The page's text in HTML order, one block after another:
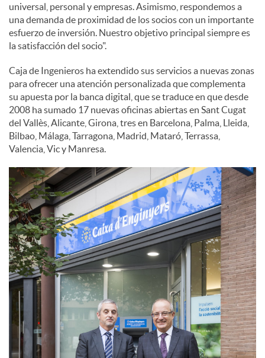
universal, personal y empresas. Asimismo, respondemos a
una demanda de proximidad de los socios con un importante
esfuerzo de inversión. Nuestro objetivo principal siempre es
la satisfacción del socio".
Caja de Ingenieros ha extendido sus servicios a nuevas zonas
para ofrecer una atención personalizada que complementa
su apuesta por la banca digital, que se traduce en que desde
2008 ha sumado 17 nuevas oficinas abiertas en Sant Cugat
del Vallès, Alicante, Girona, tres en Barcelona, Palma, Lleida,
Bilbao, Málaga, Tarragona, Madrid, Mataró, Terrassa,
Valencia, Vic y Manresa.